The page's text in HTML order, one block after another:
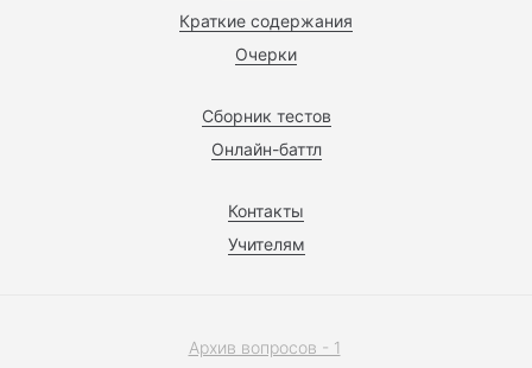
Краткие содержания
Очерки
Сборник тестов
Онлайн-баттл
Контакты
Учителям
Архив вопросов - 1